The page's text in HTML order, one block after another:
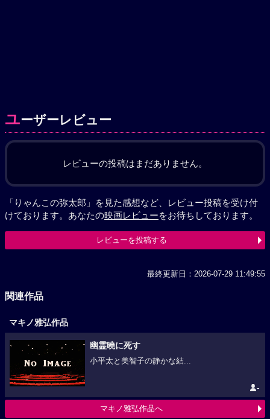
ユーザーレビュー
レビューの投稿はまだありません。
「りゃんこの弥太郎」を見た感想など、レビュー投稿を受け付
けております。あなたの映画レビューをお待ちしております。
レビューを投稿する
最終更新日：2026-07-29 11:49:55
関連作品
マキノ雅弘作品
幽霊曉に死す
小平太と美智子の静かな結...
-
マキノ雅弘作品へ